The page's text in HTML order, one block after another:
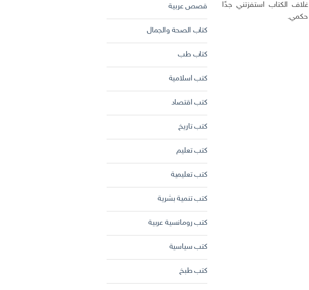
الكتاب استفزتني جدًا
حكمي.
قصص عربية
كتاب الصحة والجمال
كتاب طب
كتب اسلامية
كتب اقتصاد
كتب تاريخ
كتب تعليم
كتب تعليمية
كتب تنمية بشرية
كتب رومانسية عربية
كتب سياسية
كتب طبخ